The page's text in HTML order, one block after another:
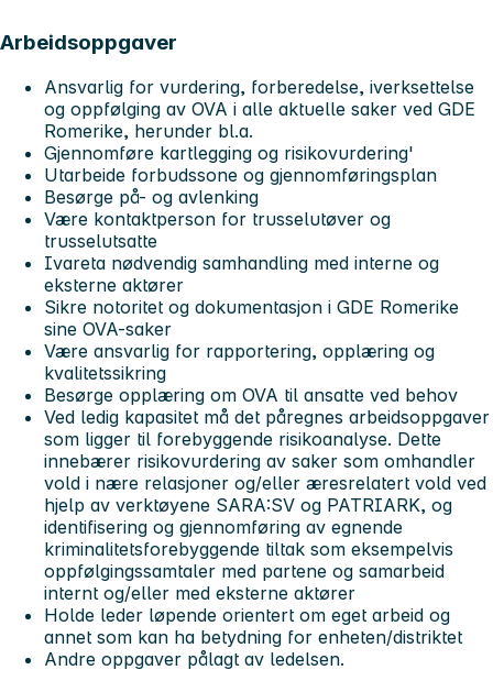
Arbeidsoppgaver
Ansvarlig for vurdering, forberedelse, iverksettelse
og oppfølging av OVA i alle aktuelle saker ved GDE
Romerike, herunder bl.a.
Gjennomføre kartlegging og risikovurdering'
Utarbeide forbudssone og gjennomføringsplan
Besørge på- og avlenking
Være kontaktperson for trusselutøver og
trusselutsatte
Ivareta nødvendig samhandling med interne og
eksterne aktører
Sikre notoritet og dokumentasjon i GDE Romerike
sine OVA-saker
Være ansvarlig for rapportering, opplæring og
kvalitetssikring
Besørge opplæring om OVA til ansatte ved behov
Ved ledig kapasitet må det påregnes arbeidsoppgaver
som ligger til forebyggende risikoanalyse. Dette
innebærer risikovurdering av saker som omhandler
vold i nære relasjoner og/eller æresrelatert vold ved
hjelp av verktøyene SARA:SV og PATRIARK, og
identifisering og gjennomføring av egnende
kriminalitetsforebyggende tiltak som eksempelvis
oppfølgingssamtaler med partene og samarbeid
internt og/eller med eksterne aktører
Holde leder løpende orientert om eget arbeid og
annet som kan ha betydning for enheten/distriktet
Andre oppgaver pålagt av ledelsen.